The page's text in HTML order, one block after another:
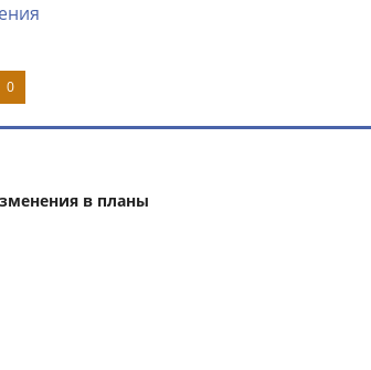
0
в планы